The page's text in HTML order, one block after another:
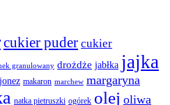
cukier puder cukier
granulowany drożdże jabłka jajka
makaron marchew margaryna
natka pietruszki ogórek olej oliwa